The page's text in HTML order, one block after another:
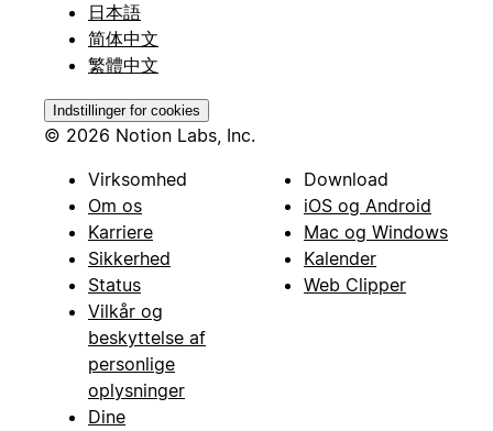
日本語
简体中文
繁體中文
Indstillinger for cookies
© 2026 Notion Labs, Inc.
Virksomhed
Om os
Karriere
Sikkerhed
Status
Vilkår og
beskyttelse af
personlige
oplysninger
Dine
Download
iOS og Android
Mac og Windows
Kalender
Web Clipper